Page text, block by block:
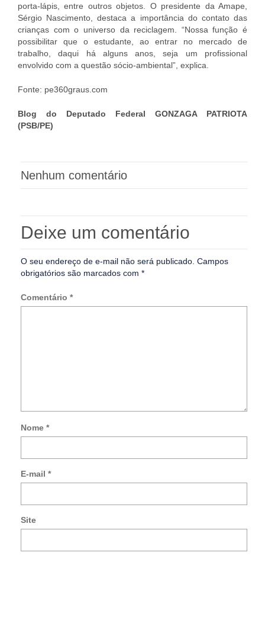
porta-lápis, entre outros objetos. O presidente da Amape,
Sérgio Nascimento , destaca a importância do contato das
crianças com o universo da reciclagem. “Nossa função é
possibilitar que o estudante, ao entrar no mercado de
trabalho, daqui há alguns anos, seja um profissional
envolvido com a questão sócio-ambiental”, explica.
Fonte: pe360graus.com
Blog do Deputado Federal GONZAGA PATRIOTA
(PSB/PE)
Nenhum comentário
Deixe um comentário
O seu endereço de e-mail não será publicado. Campos
obrigatórios são marcados com *
Comentário *
Nome *
E-mail *
Site